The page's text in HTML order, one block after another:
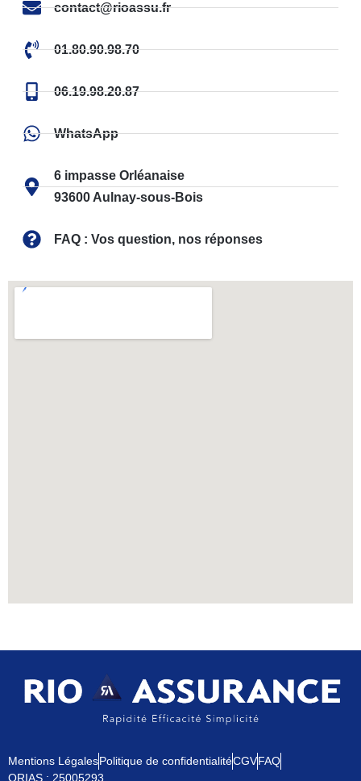
contact@rioassu.fr
01.80.90.98.70
06.19.98.20.87
WhatsApp
6 impasse Orléanaise
93600 Aulnay-sous-Bois
FAQ : Vos question, nos réponses
Mentions LégalesPolitique de confidentialitéCGVFAQ
ORIAS : 25005293